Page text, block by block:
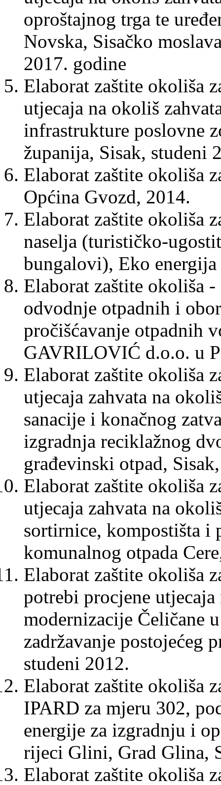
oproštajnog trga te
Novska, Sisačko
2017. godine
Elaborat zaštite okoliša
utjecaja na okoliš
infrastrukture poslovne
županija, Sisak, studeni
Elaborat zaštite okoliša
Općina Gvozd, 2014.
Elaborat zaštite okoliša
naselja (turističko-
bungalovi), Eko
Elaborat zaštite okoliša
odvodnje otpadnih i
pročišćavanje otpadnih
GAVRILOVIĆ d.o.o. u
Elaborat zaštite okoliša
utjecaja zahvata na
sanacije i konačnog
izgradnja reciklažnog
građevinski otpad,
Elaborat zaštite okoliša
utjecaja zahvata na
sortirnice, kompostišta i
komunalnog otpada
Elaborat zaštite okoliša
potrebi procjene
modernizacije Čeličane
zadržavanje postojećeg
studeni 2012.
Elaborat zaštite okoliša
IPARD za mjeru 302,
energije za izgradnju i
rijeci Glini, Grad Glina,
Elaborat zaštite okoliša